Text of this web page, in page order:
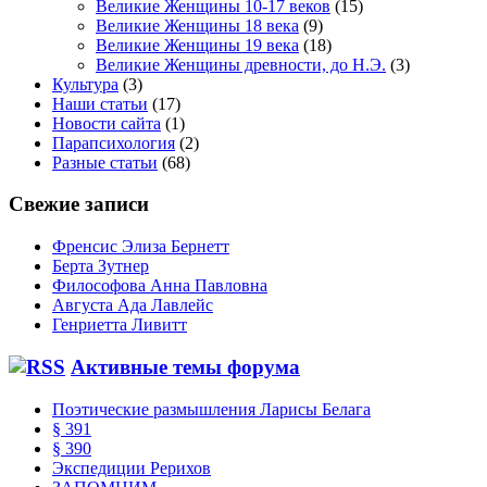
Великие Женщины 10-17 веков (15)
Великие Женщины 18 века (9)
Великие Женщины 19 века (18)
Великие Женщины древности, до Н.Э. (3)
Культура (3)
Наши статьи (17)
Новости сайта (1)
Парапсихология (2)
Разные статьи (68)
Свежие записи
Френсис Элиза Бернетт
Берта Зутнер
Философова Анна Павловна
Августа Ада Лавлейс
Генриетта Ливитт
Активные темы форума
Поэтические размышления Ларисы Белага
§ 391
§ 390
Экспедиции Рерихов